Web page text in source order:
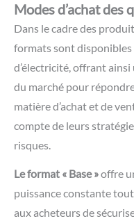
Modes d’achat des
Dans le cadre des
formats sont disponibles
d’électricité, offrant
du marché pour
matière d’achat et de
compte de leurs
risques.
Le format « Base »offre
puissance constante
aux acheteurs de